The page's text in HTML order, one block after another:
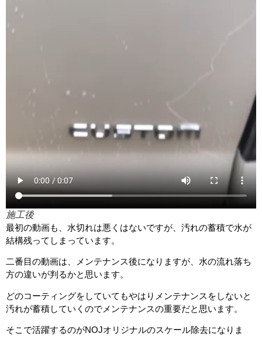
施工後
最初の動画も、水切れは悪くはないですが、汚れの蓄積で水が
結構残ってしまっています。
二番目の動画は、メンテナンス後になりますが、水の流れ落ち
方の違いが判るかと思います。
どのコーティングをしていてもやはりメンテナンスをしないと
汚れが蓄積していくのでメンテナンスの重要だと思います。
そこで活躍するのがNOJオリジナルのスケール除去になりま